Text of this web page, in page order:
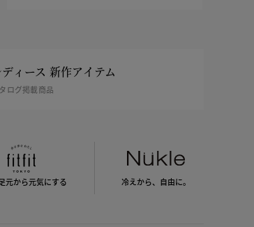
ディース 新作アイテム
ログ掲載商品
元から元気にする 冷えから、 自由に。